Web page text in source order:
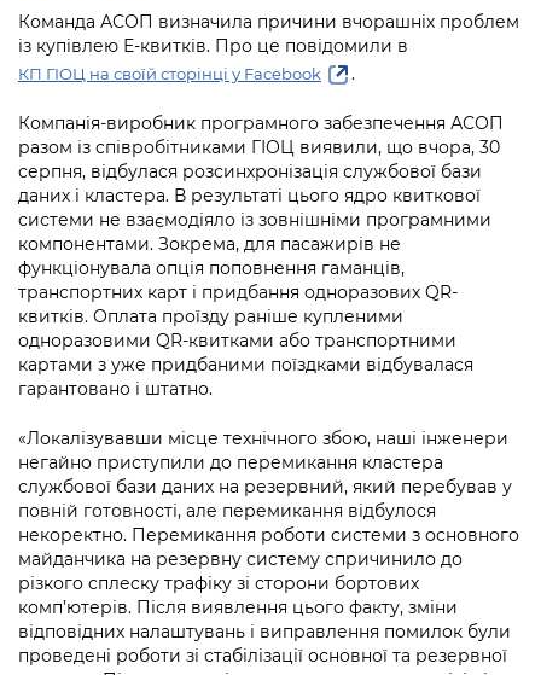
Рішення та розпорядження
Проєкти розпоряджень, що
перебувають на погодженні КМВА
Рішення Київради
Контактна інформація
Графік роботи та прийому громадян
Вакансії
Статистика
Звернення громадян
Регуляторна діяльність
Промисловість і наука Києва
Підприємства, установи, організації
Kyiv International Relations
Річні звіти
Освіта та навчальні заклади
Дороги, транспорт та парковки
Навколишнє середовище міста
Містобудування та земельні ділянки
Культура, спорт, дозвілля
Бізнес та ліцензування
Фінанси та бюджет
Безпека та правопорядок
Іноземцям / For foreigners
Пам'ятки культурної спадщини
Портал Захисників та Захисниць
Безбар'єрність
Громадська експертиза
Громадський бюджет
Консультації з громадськістю
Громадська рада
Петиції
Відкритий бюджет
Контактний центр
Допомога учасникам АТО
Рада з питань внутрішньо переміщених
осіб при Київській міській військовій
адміністрації
«Ініціатива «Партнерство «Відкритий
Уряд» – місцевий рівень»
Важливе під час воєнного стану
Інформація з обмеженим доступом
Проекти нормативно-правових та
інших актів
Нормативна база
Питання і відповіді про публічну
інформацію
Порядок оскарження рішень, дій чи
бездіяльності розпорядників інформації
Звіти про опрацювання запитів на
публічну інформацію
Інформація для споживачів
Про відкриті дані
Портал даних Києва
Публічні дашборди
Медіагалерея
Підписатися на новини та анонси від
from the KCSA
Порядок акредитації медіа /
Accreditation process
Подати журналістський запит /
Submitting a media request
Зйомки в лікарнях в умовах воєнного
стану / Rules for media coverage of
hospitals at work under martial law
Контакти для медіа / Contacts for mass
media
Портал Послуг
Команда АСОП визначила причини вчорашніх проблем
із купівлею Е-квитків. Про це повідомили в
КП ГІОЦ на своїй сторінці у Facebook .
Компанія-виробник програмного забезпечення АСОП
разом із співробітниками ГІОЦ виявили, що вчора, 30
серпня, відбулася розсинхронізація службової бази
даних і кластера. В результаті цього ядро квиткової
системи не взаємодіяло із зовнішніми програмними
компонентами. Зокрема, для пасажирів не
функціонувала опція поповнення гаманців,
транспортних карт і придбання одноразових QR-
квитків. Оплата проїзду раніше купленими
одноразовими QR-квитками або транспортними
картами з уже придбаними поїздками відбувалася
гарантовано і штатно.
«Локалізувавши місце технічного збою, наші інженери
негайно приступили до перемикання кластера
службової бази даних на резервний, який перебував у
повній готовності, але перемикання відбулося
некоректно. Перемикання роботи системи з основного
майданчика на резервну систему спричинило до
різкого сплеску трафіку зі сторони бортових
комп’ютерів. Після виявлення цього факту, зміни
відповідних налаштувань і виправлення помилок були
проведені роботи зі стабілізації основної та резервної